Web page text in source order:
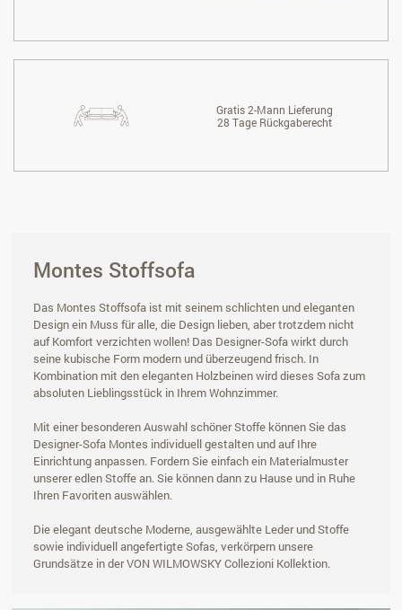
Gratis 2-Mann Lieferung
28 Tage Rückgaberecht
Montes Stoffsofa
Das Montes Stoffsofa ist mit seinem schlichten und eleganten
Design ein Muss für alle, die Design lieben, aber trotzdem nicht
auf Komfort verzichten wollen! Das Designer-Sofa wirkt durch
seine kubische Form modern und überzeugend frisch. In
Kombination mit den eleganten Holzbeinen wird dieses Sofa zum
absoluten Lieblingsstück in Ihrem Wohnzimmer.
Mit einer besonderen Auswahl schöner Stoffe können Sie das
Designer-Sofa Montes individuell gestalten und auf Ihre
Einrichtung anpassen. Fordern Sie einfach ein Materialmuster
unserer edlen Stoffe an. Sie können dann zu Hause und in Ruhe
Ihren Favoriten auswählen.
Die elegant deutsche Moderne, ausgewählte Leder und Stoffe
sowie individuell angefertigte Sofas, verkörpern unsere
Grundsätze in der VON WILMOWSKY Collezioni Kollektion.